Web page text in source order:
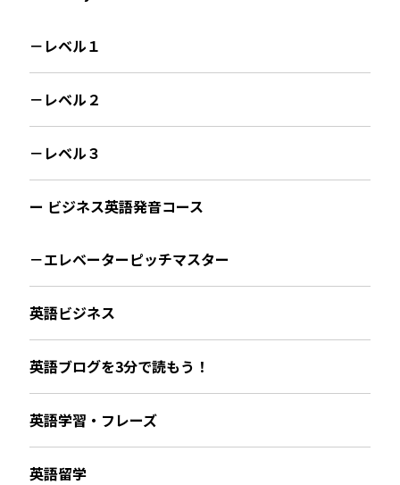
－レベル１
－レベル２
－レベル３
ー ビジネス英語発音コース
－エレベーターピッチマスター
英語ビジネス
英語ブログを3分で読もう！
英語学習・フレーズ
英語留学